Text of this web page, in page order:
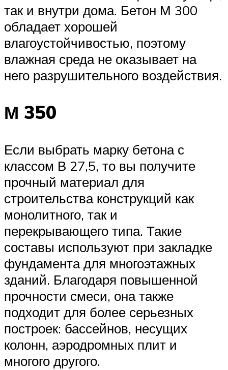
так и внутри дома. Бетон М 300
обладает хорошей
влагоустойчивостью, поэтому
влажная среда не оказывает на
него разрушительного воздействия.
М 350
Если выбрать марку бетона с
классом В 27,5, то вы получите
прочный материал для
строительства конструкций как
монолитного, так и
перекрывающего типа. Такие
составы используют при закладке
фундамента для многоэтажных
зданий. Благодаря повышенной
прочности смеси, она также
подходит для более серьезных
построек: бассейнов, несущих
колонн, аэродромных плит и
многого другого.